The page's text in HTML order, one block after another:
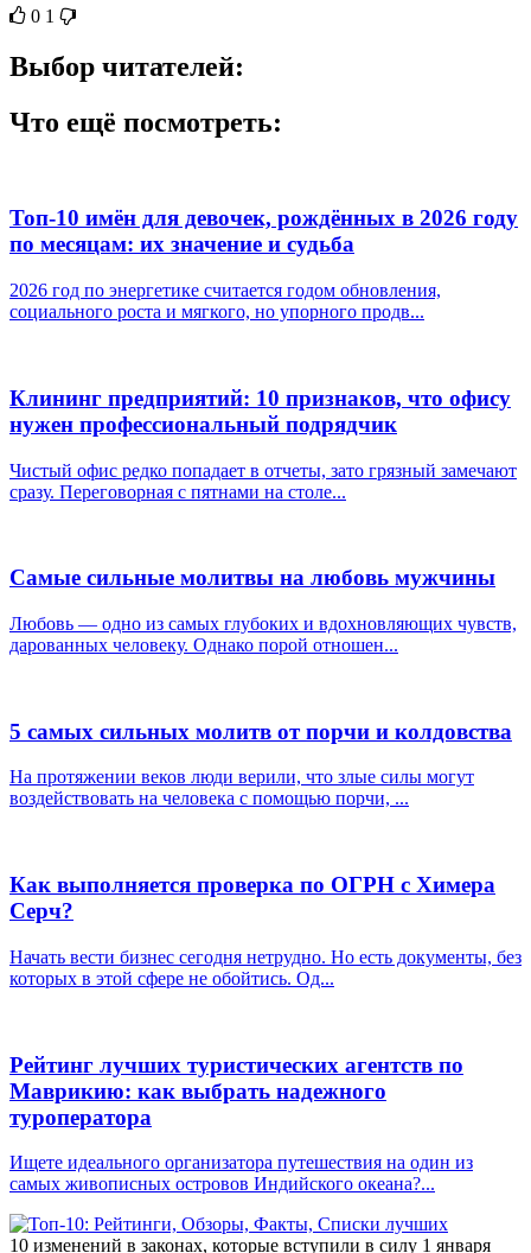
0 1
Выбор читателей:
Что ещё посмотреть:
Топ-10 имён для девочек, рождённых в 2026 году
по месяцам: их значение и судьба
2026 год по энергетике считается годом обновления,
социального роста и мягкого, но упорного продв...
Клининг предприятий: 10 признаков, что офису
нужен профессиональный подрядчик
Чистый офис редко попадает в отчеты, зато грязный замечают
сразу. Переговорная с пятнами на столе...
Самые сильные молитвы на любовь мужчины
Любовь — одно из самых глубоких и вдохновляющих чувств,
дарованных человеку. Однако порой отношен...
5 самых сильных молитв от порчи и колдовства
На протяжении веков люди верили, что злые силы могут
воздействовать на человека с помощью порчи, ...
Как выполняется проверка по ОГРН с Химера
Серч?
Начать вести бизнес сегодня нетрудно. Но есть документы, без
которых в этой сфере не обойтись. Од...
Рейтинг лучших туристических агентств по
Маврикию: как выбрать надежного
туроператора
Ищете идеального организатора путешествия на один из
самых живописных островов Индийского океана?...
10 изменений в законах, которые вступили в силу 1 января